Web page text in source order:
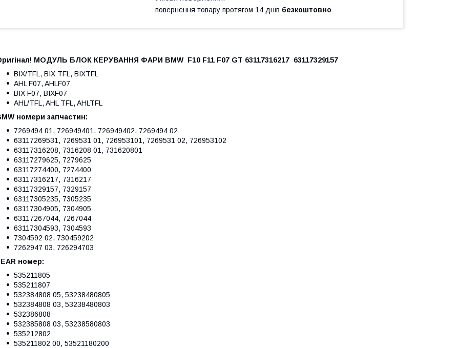
повернення товару протягом 14 днів безкоштовно
МОДУЛЬ БЛОК КЕРУВАННЯ ФАРИ BMW F10 F11 F07 GT 63117316217 63117329157
BIX/TFL, BIX TFL, BIXTFL
AHL F07, AHLF07
BIX F07, BIXF07
AHL/TFL, AHL TFL, AHLTFL
номери запчастин:
7269494 01, 726949401, 726949402, 7269494 02
63117269531, 7269531 01, 726953101, 7269531 02, 726953102
63117316208, 7316208 01, 731620801
63117279625, 7279625
63117274400, 7274400
63117316217, 7316217
63117329157, 7329157
63117305235, 7305235
63117304905, 7304905
63117267044, 7267044
63117304593, 7304593
7304592 02, 730459202
7262947 03, 726294703
номер:
535211805
535211807
532384808 05, 53238480805
532384808 03, 53238480803
532386808
532385808 03, 53238580803
535212802
535211802 00, 53521180200